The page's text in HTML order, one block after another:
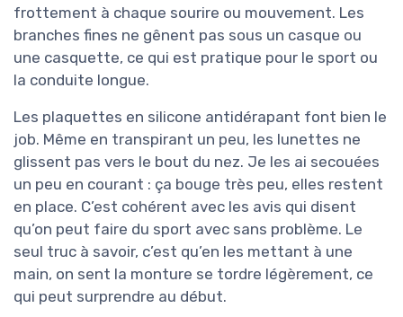
frottement à chaque sourire ou mouvement. Les
branches fines ne gênent pas sous un casque ou
une casquette, ce qui est pratique pour le sport ou
la conduite longue.
Les plaquettes en silicone antidérapant font bien le
job. Même en transpirant un peu, les lunettes ne
glissent pas vers le bout du nez. Je les ai secouées
un peu en courant : ça bouge très peu, elles restent
en place. C’est cohérent avec les avis qui disent
qu’on peut faire du sport avec sans problème. Le
seul truc à savoir, c’est qu’en les mettant à une
main, on sent la monture se tordre légèrement, ce
qui peut surprendre au début.